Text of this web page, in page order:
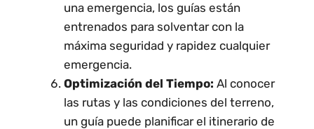
una emergencia, los guías están
entrenados para solventar con la
máxima seguridad y rapidez cualquier
emergencia.
Optimización del Tiempo: Al conocer
las rutas y las condiciones del terreno,
un guía puede planificar el itinerario de